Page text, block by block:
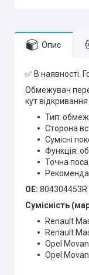
Опис
✅ В наявності.
Обмежувач
кут
Тип:
Сторона
Сумісні
Функція:
Точна
OE: 804304453R
Сумісність
Renault
Renault
Opel
Opel